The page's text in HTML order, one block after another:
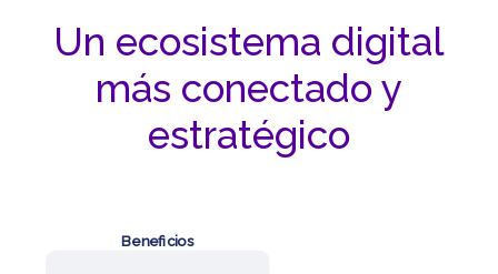
Un ecosistema digital
más conectado y
estratégico
Beneficios